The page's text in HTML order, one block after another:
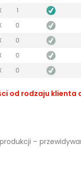
1
0
0
0
0
od rodzaju klienta
–